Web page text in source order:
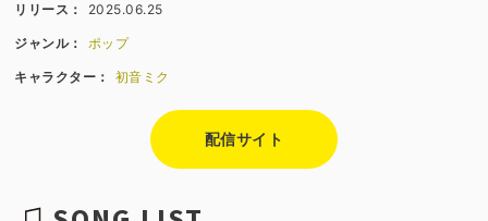
リリース： 2025.06.25
ジャンル： ポップ
キャラクター： 初音ミク
配信サイト